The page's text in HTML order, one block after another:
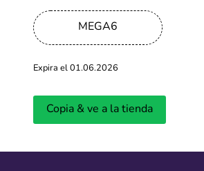
¿Cuándo será la primera edición del
CyberWow en 2026?
MEGA6
Expira el 01.06.2026
Copia & ve a la tienda